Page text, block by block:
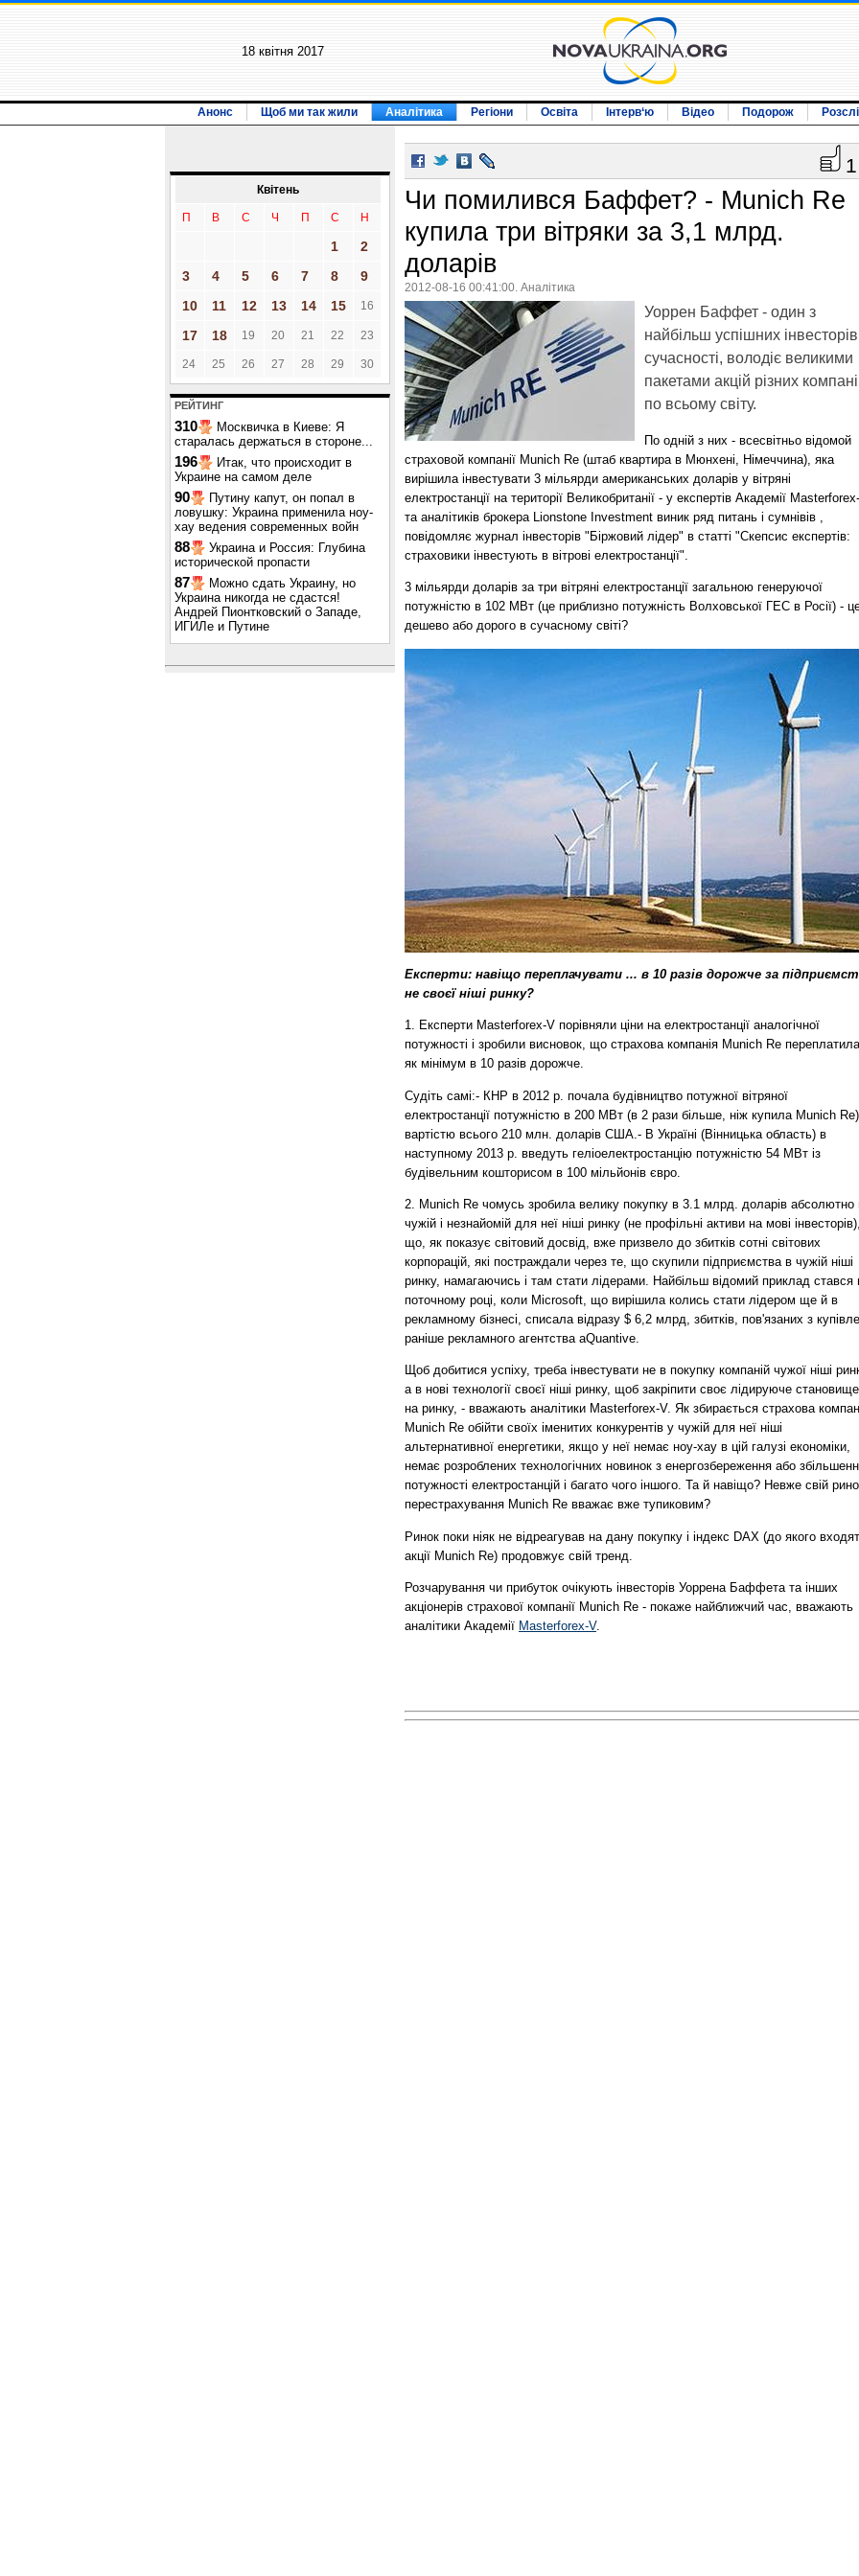
18 квiтня 2017
Анонс Щоб ми так жили Аналітика Регіони Освіта Інтерв‘ю Відео Подорож
Квiтень
П В С Ч П С Н
1
2
3
4 5 6 7 8
9
10
11 12 13 14 15 16
17 18 19 20 21 22 23
24 25 26 27 28 29 30
РЕЙТИНГ
310
Москвичка в Киеве: Я
старалась держаться в стороне...
196
Итак, что происходит в
Украине на самом деле
90
Путину капут, он попал в
ловушку: Украина применила ноу-
хау ведения современных войн
88
Украина и Россия: Глубина
исторической пропасти
87
Можно сдать Украину, но
Украина никогда не сдастся!
Андрей Пионтковский о Западе,
ИГИЛе и Путине
1
Чи помилився Баффет? - Munich Re
купила три вітряки за 3,1 млрд.
доларів
2012-08-16 00:41:00. Аналітика
Уоррен Баффет - один з
найбільш успішних інвесторів
сучасності, володіє великими
пакетами акцій різних
по всьому світу.
По одній з них - всесвітньо відомой
страховой компанії Munich Re (штаб квартира в Мюнхені, Німеччина), яка
вирішила інвестувати 3 мільярди американських доларів у вітряні
електростанції на території Великобританії - у експертів Академії
та аналітиків брокера Lionstone Investment виник ряд питань і сумнівів ,
повідомляє журнал інвесторів "Біржовий лідер" в статті "Скепсис експертів:
страховики інвестують в вітрові електростанції".
3 мільярди доларів за три вітряні електростанції загальною генеруючої
потужністю в 102 МВт (це приблизно потужність Волховської ГЕС в Росії) -
дешево або дорого в сучасному світі?
Експерти: навіщо переплачувати ... в 10 разів дорожче за
не своєї ніші ринку?
1. Експерти Masterforex-V порівняли ціни на електростанції аналогічної
потужності і зробили висновок, що страхова компанія Munich Re
як мінімум в 10 разів дорожче.
Судіть самі:- КНР в 2012 р. почала будівництво потужної вітряної
електростанції потужністю в 200 МВт (в 2 рази більше, ніж купила Munich Re)
вартістю всього 210 млн. доларів США.- В Україні (Вінницька область) в
наступному 2013 р. введуть геліоелектростанцію потужністю 54 МВт із
будівельним кошторисом в 100 мільйонів євро.
2. Munich Re чомусь зробила велику покупку в 3.1 млрд. доларів абсолютно
чужій і незнайомій для неї ніші ринку (не профільні активи на мові інвесторів),
що, як показує світовий досвід, вже призвело до збитків сотні світових
корпорацій, які постраждали через те, що скупили підприємства в чужій ніші
ринку, намагаючись і там стати лідерами. Найбільш відомий приклад стався
поточному році, коли Microsoft, що вирішила колись стати лідером ще й в
рекламному бізнесі, списала відразу $ 6,2 млрд, збитків, пов'язаних з
раніше рекламного агентства aQuantive.
Щоб добитися успіху, треба інвестувати не в покупку компаній чужої ніші
а в нові технології своєї ніші ринку, щоб закріпити своє лідируюче становище
на ринку, - вважають аналітики Masterforex-V. Як збирається страхова
Munich Re обійти своїх іменитих конкурентів у чужій для неї ніші
альтернативної енергетики, якщо у неї немає ноу-хау в цій галузі економіки,
немає розроблених технологічних новинок з енергозбереження або
потужності електростанцій і багато чого іншого. Та й навіщо? Невже свій
перестрахування Munich Re вважає вже тупиковим?
Ринок поки ніяк не відреагував на дану покупку і індекс DAX (до якого
акції Munich Re) продовжує свій тренд.
Розчарування чи прибуток очікують інвесторів Уоррена Баффета та інших
акціонерів страхової компанії Munich Re - покаже найближчий час, вважають
аналітики Академії Masterforex-V.